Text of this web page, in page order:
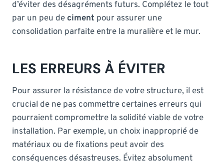
d’éviter des désagréments futurs. Complétez le tout
par un peu de ciment pour assurer une
consolidation parfaite entre la muralière et le mur.
LES ERREURS À ÉVITER
Pour assurer la résistance de votre structure, il est
crucial de ne pas commettre certaines erreurs qui
pourraient compromettre la solidité viable de votre
installation. Par exemple, un choix inapproprié de
matériaux ou de fixations peut avoir des
conséquences désastreuses. Évitez absolument